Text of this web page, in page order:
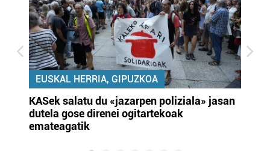
EUSKAL HERRIA, GIPUZKOA
KASek salatu du «jazarpen poliziala» jasan
dutela gose direnei ogitartekoak
emateagatik